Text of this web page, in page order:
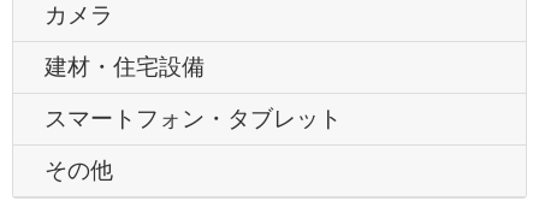
カメラ
建材・住宅設備
スマートフォン・タブレット
その他